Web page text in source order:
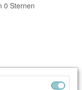
0 Sternen